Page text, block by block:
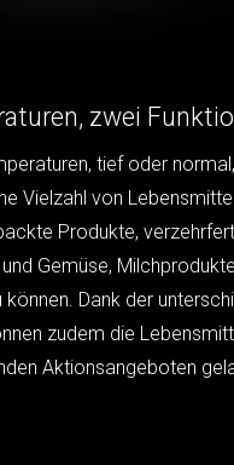
zwei
tief oder
Vielzahl von
Produkte,
Gemüse,
Dank der
zudem die
Aktionsangeboten